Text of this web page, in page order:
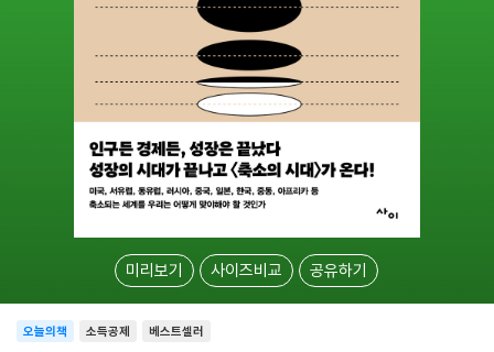
미리보기 사이즈비교 공유하기
소득공제 베스트셀러
오늘의책